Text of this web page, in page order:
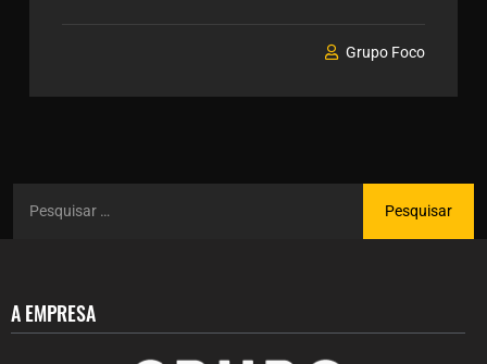
Grupo Foco
A EMPRESA